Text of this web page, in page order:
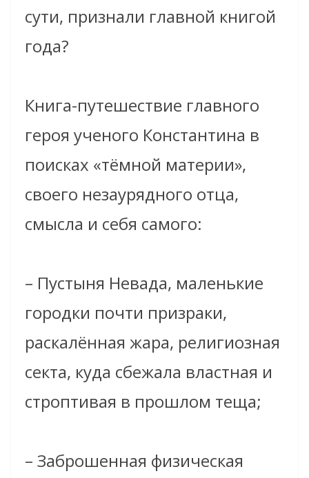
сути, признали главной книгой
года?
Книга-путешествие главного
героя ученого Константина в
поисках «тёмной материи»,
своего незаурядного отца,
смысла и себя самого:
– Пустыня Невада, маленькие
городки почти призраки,
раскалённая жара, религиозная
секта, куда сбежала властная и
строптивая в прошлом теща;
– Заброшенная физическая